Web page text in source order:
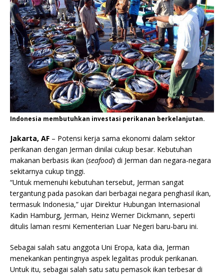
Indonesia membutuhkan investasi perikanan berkelanjutan.
Jakarta, AF – Potensi kerja sama ekonomi dalam sektor
perikanan dengan Jerman dinilai cukup besar. Kebutuhan
makanan berbasis ikan (seafood) di Jerman dan negara-negara
sekitarnya cukup tinggi.
“Untuk memenuhi kebutuhan tersebut, Jerman sangat
tergantung pada pasokan dari berbagai negara penghasil ikan,
termasuk Indonesia,” ujar Direktur Hubungan Internasional
Kadin Hamburg, Jerman, Heinz Werner Dickmann, seperti
ditulis laman resmi Kementerian Luar Negeri baru-baru ini.
Sebagai salah satu anggota Uni Eropa, kata dia, Jerman
menekankan pentingnya aspek legalitas produk perikanan.
Untuk itu, sebagai salah satu satu pemasok ikan terbesar di